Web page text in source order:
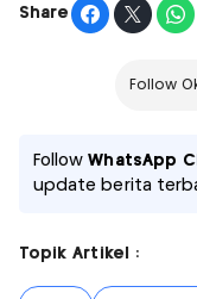
Share
Follow
FollowWhatsApp
update berita
Topik Artikel :